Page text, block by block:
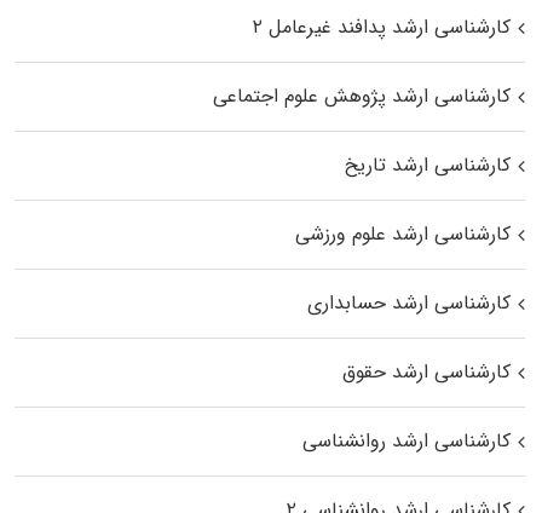
کارشناسی ارشد پدافند غیرعامل ۲
کارشناسی ارشد پژوهش علوم اجتماعی
کارشناسی ارشد تاریخ
کارشناسی ارشد علوم ورزشی
کارشناسی ارشد حسابداری
کارشناسی ارشد حقوق
کارشناسی ارشد روانشناسی